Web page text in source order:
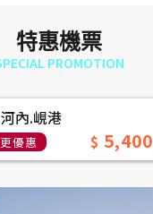
特惠機票
PROMOTION
內.峴港
優惠 5,400